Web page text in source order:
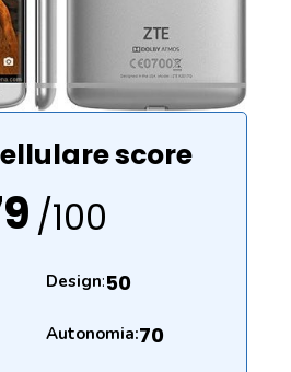
score
/100
Design:50
Autonomia:70